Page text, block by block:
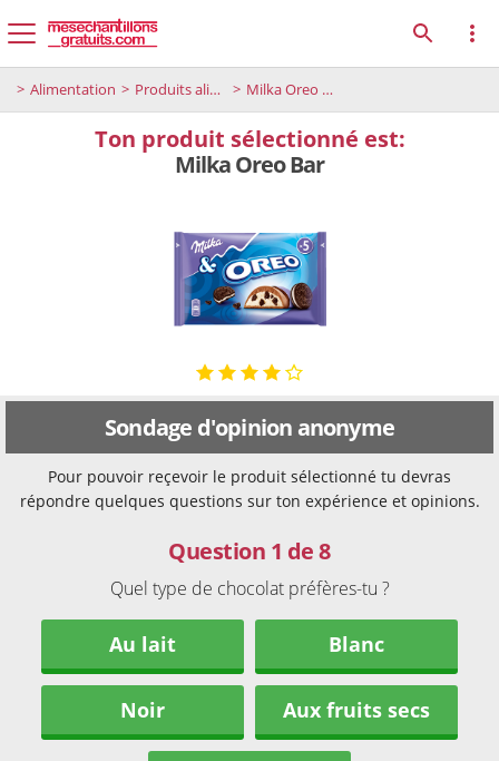
Alimentation Produits alimentaires Milka Oreo Bar
Ton produit sélectionné est:
Milka Oreo Bar
Sondage d'opinion anonyme
Pour pouvoir reçevoir le produit sélectionné tu devras
répondre quelques questions sur ton expérience et opinions.
Question 1 de 8
Quel type de chocolat préfères-tu ?
Au lait Blanc
Noir Aux fruits secs